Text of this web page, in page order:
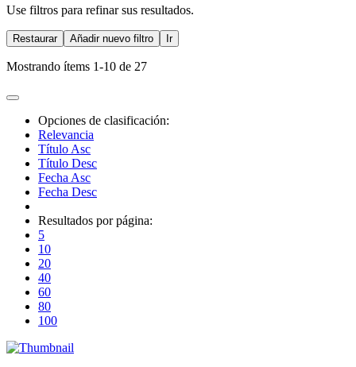
Use filtros para refinar sus resultados.
Restaurar Añadir nuevo filtro Ir
Mostrando ítems 1-10 de 27
Opciones de clasificación:
Relevancia
Título Asc
Título Desc
Fecha Asc
Fecha Desc
Resultados por página:
5
10
20
40
60
80
100